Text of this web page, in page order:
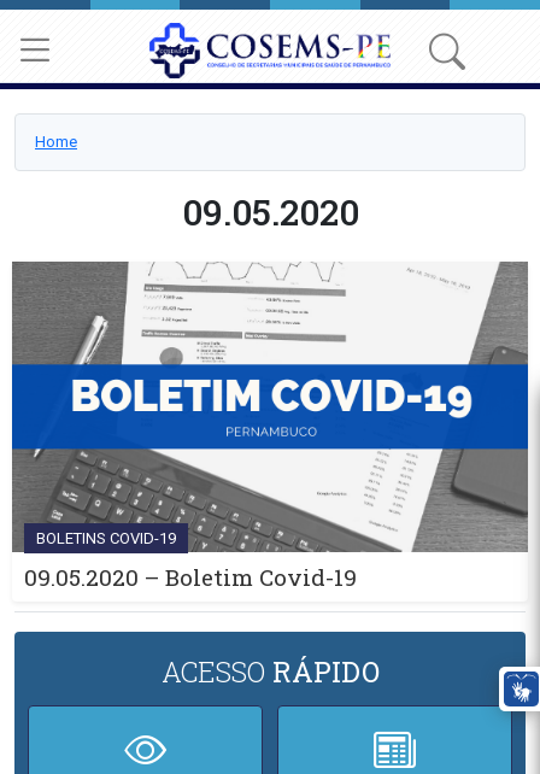
Home
09.05.2020
BOLETINS COVID-19
09.05.2020 – Boletim Covid-19
ACESSO RÁPIDO